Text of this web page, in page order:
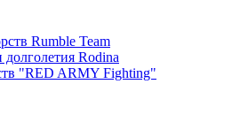
Rumble Team
долголетия Rodina
"RED ARMY Fighting"